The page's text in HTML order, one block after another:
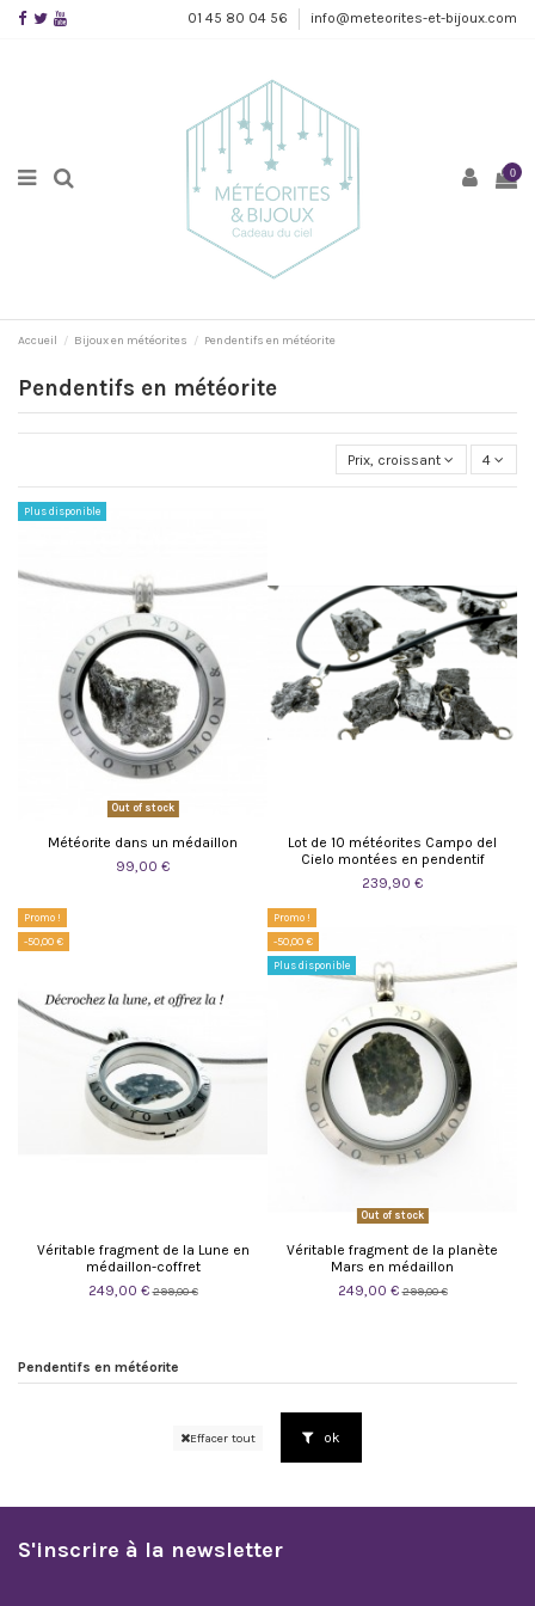
01 45 80 04 56 info@meteorites-et-bijoux.com
0
Accueil Bijoux en météorites Pendentifs en météorite
Pendentifs en météorite
Prix, croissant 4
Plus disponible
Out of stock
Météorite dans un médaillon
99,00 €
Lot de 10 météorites Campo del
Cielo montées en pendentif
239,90 €
Promo !
-50,00 €
Véritable fragment de la Lune en
médaillon-coffret
249,00 € 299,00 €
Promo !
-50,00 €
Plus disponible
Out of stock
Véritable fragment de la planète
Mars en médaillon
249,00 € 299,00 €
Pendentifs en météorite
Effacer tout ok
S'inscrire à la newsletter